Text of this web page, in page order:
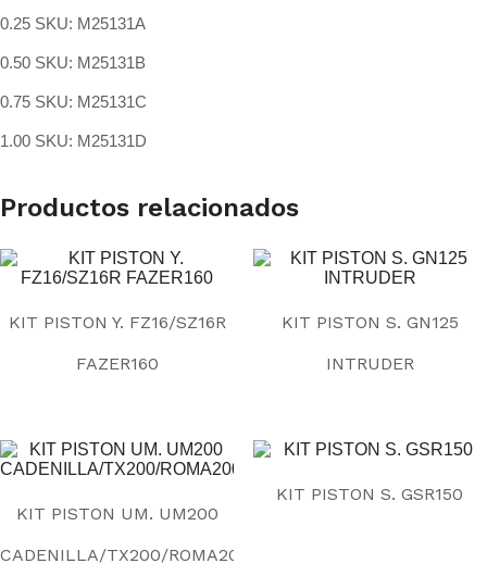
0.25 SKU: M25131A
0.50 SKU: M25131B
0.75 SKU: M25131C
1.00 SKU: M25131D
Productos relacionados
KIT PISTON Y. FZ16/SZ16R
FAZER160
KIT PISTON S. GN125
INTRUDER
KIT PISTON UM. UM200
CADENILLA/TX200/ROMA200
KIT PISTON S. GSR150